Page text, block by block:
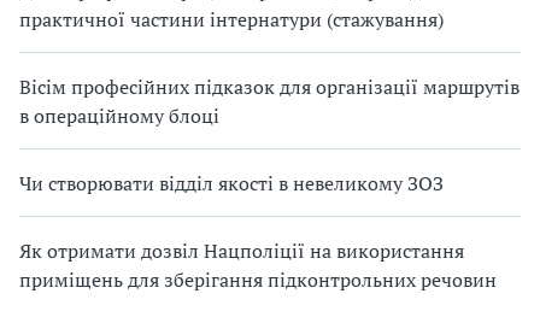
практичної частини інтернатури (стажування)
Вісім професійних підказок для організації маршрутів
в операційному блоці
Чи створювати відділ якості в невеликому ЗОЗ
Як отримати дозвіл Нацполіції на використання
приміщень для зберігання підконтрольних речовин